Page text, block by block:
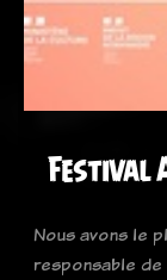
Festival
Nous avons le
responsable de